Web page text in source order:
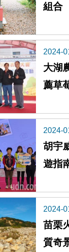
組合
2024-
大湖
薦草
2024-
胡宇
遊指
2024-
苗栗
質奇